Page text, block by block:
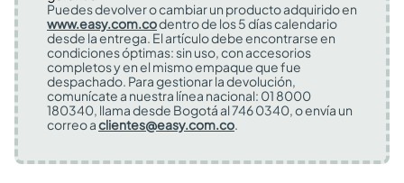
Puedes devolver o cambiar un producto adquirido en
www.easy.com.codentro de los 5 días calendario
desde la entrega. El artículo debe encontrarse en
condiciones óptimas: sin uso, con accesorios
completos y en el mismo empaque que fue
despachado. Para gestionar la devolución,
comunícate a nuestra línea nacional: 01 8000
180340, llama desde Bogotá al 746 0340, o envía un
correo aclientes@easy.com.co.